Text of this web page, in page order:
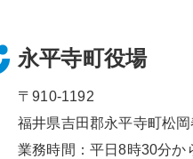
永平寺町役場
〒910-1192
福井県吉田郡永平寺町松
業務時間：平日8時30分か